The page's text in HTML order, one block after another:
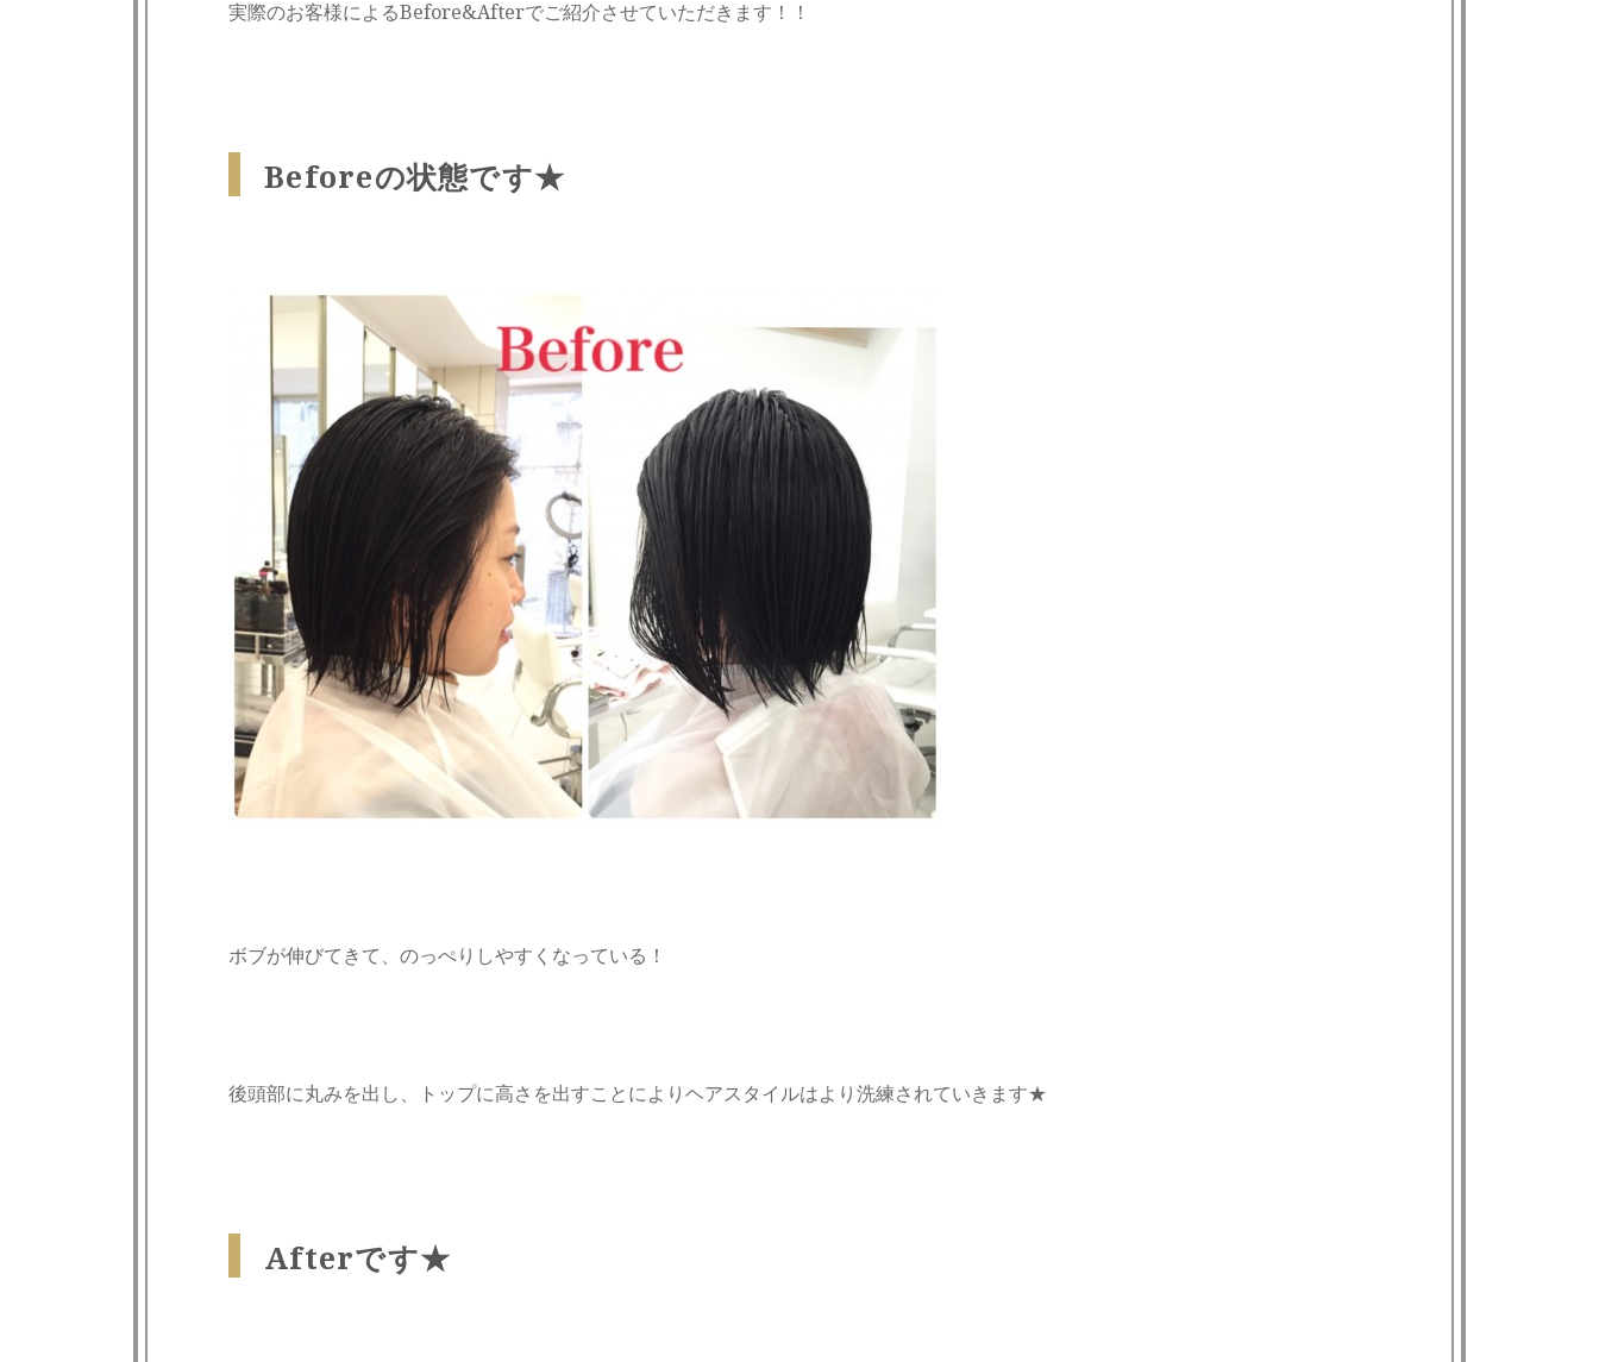
実際のお客様によるBefore&Afterでご紹介させていただきます！！
Beforeの状態です★
ボブが伸びてきて、のっぺりしやすくなっている！
後頭部に丸みを出し、トップに高さを出すことによりヘアスタイルはより洗練されていきます★
Afterです★